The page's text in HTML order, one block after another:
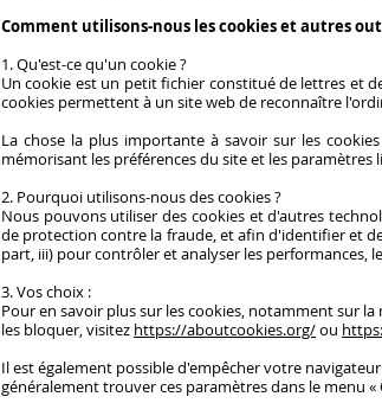
Comment utilisons-nous les cookies et autres
1. Qu'est-ce qu'un cookie ?
Un cookie est un petit fichier constitué de lettres et
cookies permettent à un site web de reconnaître
La chose la plus importante à savoir sur les
mémorisant les préférences du site et les paramètres
2. Pourquoi utilisons-nous des cookies ?
Nous pouvons utiliser des cookies et d'autres
de protection contre la fraude, et afin d'identifier et
part, iii) pour contrôler et analyser les performances,
3. Vos choix :
Pour en savoir plus sur les cookies, notamment sur
les bloquer, visitez https://aboutcookies.org/ou
Il est également possible d'empêcher votre
généralement trouver ces paramètres dans le menu «